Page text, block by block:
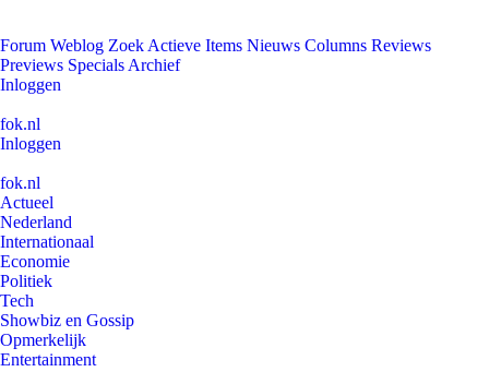
Forum Weblog Zoek Actieve Items Nieuws Columns Reviews
Previews Specials Archief
Inloggen
fok.nl
Inloggen
fok.nl
Actueel
Nederland
Internationaal
Economie
Politiek
Tech
Showbiz en Gossip
Opmerkelijk
Entertainment